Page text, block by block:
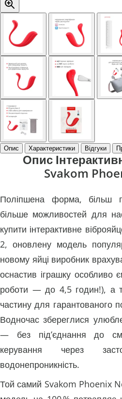
Опис Характеристики Відгуки
Опис
Svakom
Поліпшена форма, більш
більше можливостей для
купити інтерактивне
2, оновлену модель
новому яйці виробник
оснастив іграшку особливо
роботи — до 4,5 годин!), а
частину для гарантованого
Водночас збереглися
— без під’єднання до
керування через
водонепроникність.
Той самий Svakom Phoenix